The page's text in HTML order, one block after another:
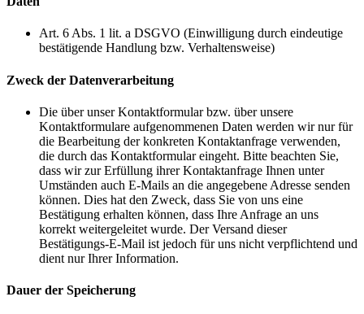
Art. 6 Abs. 1 lit. a DSGVO (Einwilligung durch eindeutige
bestätigende Handlung bzw. Verhaltensweise)
Zweck der Datenverarbeitung
Die über unser Kontaktformular bzw. über unsere
Kontaktformulare aufgenommenen Daten werden wir nur für
die Bearbeitung der konkreten Kontaktanfrage verwenden,
die durch das Kontaktformular eingeht. Bitte beachten Sie,
dass wir zur Erfüllung ihrer Kontaktanfrage Ihnen unter
Umständen auch E-Mails an die angegebene Adresse senden
können. Dies hat den Zweck, dass Sie von uns eine
Bestätigung erhalten können, dass Ihre Anfrage an uns
korrekt weitergeleitet wurde. Der Versand dieser
Bestätigungs-E-Mail ist jedoch für uns nicht verpflichtend und
dient nur Ihrer Information.
Dauer der Speicherung